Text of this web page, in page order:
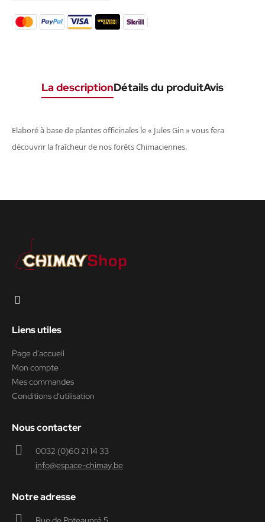
La descriptionDétails du produitAvis
Elaboré à base de plantes officinales le « Jules Gin » vous fera
découvrir la fraîcheur de nos forêts Chimaciennes.
Liens utiles
Page d'accueil
Mon compte
Mes commandes
Conditions d'utilisation
Nous contacter
0032 (0)60 21 14 33
info@espace-chimay.be
Notre adresse